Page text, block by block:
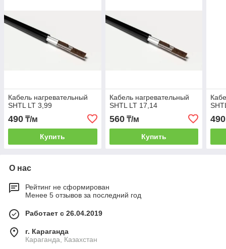
Кабель нагревательный
SHTL LT 3,99
490 ₸/м
Купить
Кабель нагревательный
SHTL LT 17,14
560₸/м
Купить
490
О нас
Рейтинг не сформирован
Менее 5 отзывов за последний год
Работает с 26.04.2019
г. Караганда
Караганда, Казахстан